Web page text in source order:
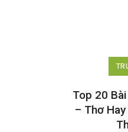
Top 20
– Thơ